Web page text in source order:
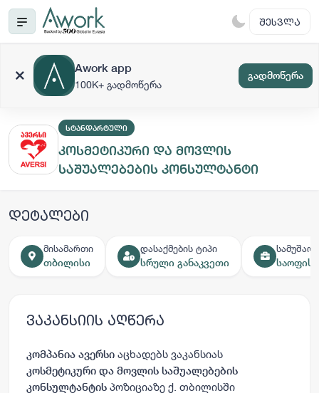
ᲨᲔᲡᲕᲚᲐ
Awork app
100K+ გადმოწერა
გადმოწერა
ᲡᲢᲐᲜᲓᲐᲠᲢᲣᲚᲘ
კოსმეტიკური და მოვლის
საშუალებების კონსულტანტი
დეტალები
მისამართი
თბილისი
დასაქმების ტიპი
სრული განაკვეთი
საოფისე
ვაკანსიის აღწერა
კომპანია ავერსი აცხადებს ვაკანსიას
კოსმეტიკური და მოვლის საშუალებების
კონსულტანტის პოზიციაზე ქ. თბილისში